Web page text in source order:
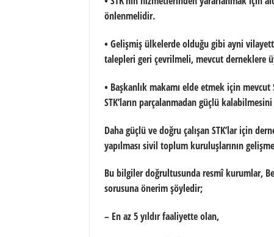
önlenmelidir.
• Gelişmiş ülkelerde olduğu gibi ayni
talepleri geri çevrilmeli, mevcut derneklere
• Başkanlık makamı elde etmek için
STK’ların parçalanmadan güçlü
Daha güçlü ve doğru çalışan STK’lar için
yapılması sivil toplum kuruluşlarının
Bu bilgiler doğrultusunda resmî kurumlar,
sorusuna önerim şöyledir;
– En az 5 yıldır faaliyette olan,